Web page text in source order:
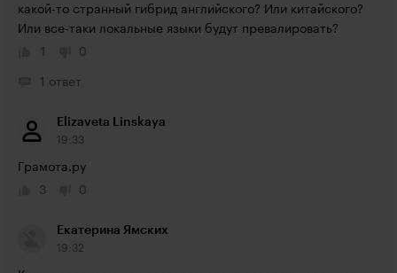
какой-то странный гибрид английского? Или китайского?
Или все-таки локальные языки будут превалировать?
1
0
1 ответ
Elizaveta Linskaya
19:33
Грамота.ру
3
0
Екатерина Ямских
19:32